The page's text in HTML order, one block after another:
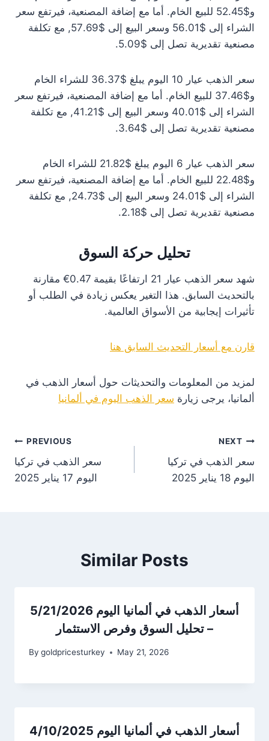
و$52.45 للبيع الخام. أما مع إضافة المصنعية، فيرتفع سعر
الشراء إلى $56.01 وسعر البيع إلى $57.69, مع تكلفة
مصنعية تقديرية تصل إلى $5.09.
سعر الذهب عيار 10 اليوم يبلغ $36.37 للشراء الخام
و$37.46 للبيع الخام. أما مع إضافة المصنعية، فيرتفع سعر
الشراء إلى $40.01 وسعر البيع إلى $41.21, مع تكلفة
مصنعية تقديرية تصل إلى $3.64.
سعر الذهب عيار 6 اليوم يبلغ $21.82 للشراء الخام
و$22.48 للبيع الخام. أما مع إضافة المصنعية، فيرتفع سعر
الشراء إلى $24.01 وسعر البيع إلى $24.73, مع تكلفة
مصنعية تقديرية تصل إلى $2.18.
تحليل حركة السوق
شهد سعر الذهب عيار 21 ارتفاعًا بقيمة 0.47€ مقارنة
بالتحديث السابق. هذا التغير يعكس زيادة في الطلب أو
تأثيرات إيجابية من الأسواق العالمية.
قارن مع أسعار التحديث السابق هنا
لمزيد من المعلومات والتحديثات حول أسعار الذهب في
ألمانيا، يرجى زيارة سعر الذهب اليوم في ألمانيا
PREVIOUS
سعر الذهب في تركيا
اليوم 17 يناير 2025
NEXT
سعر الذهب في تركيا
اليوم 18 يناير 2025
Similar Posts
أسعار الذهب في ألمانيا اليوم 5/21/2026
– تحليل السوق وفرص الاستثمار
By goldpricesturkey May 21, 2026
أسعار الذهب في ألمانيا اليوم 4/10/2025